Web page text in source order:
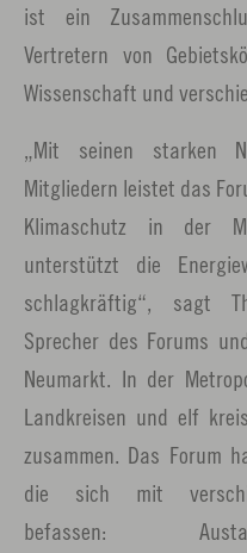
ist ein
Vertretern von
Wissenschaft und
„Mit seinen starken
Mitgliedern leistet das
Klimaschutz in der
unterstützt die
schlagkräftig“, sagt
Sprecher des Forums
Neumarkt. In der
Landkreisen und elf
zusammen. Das Forum
die sich mit
befassen: